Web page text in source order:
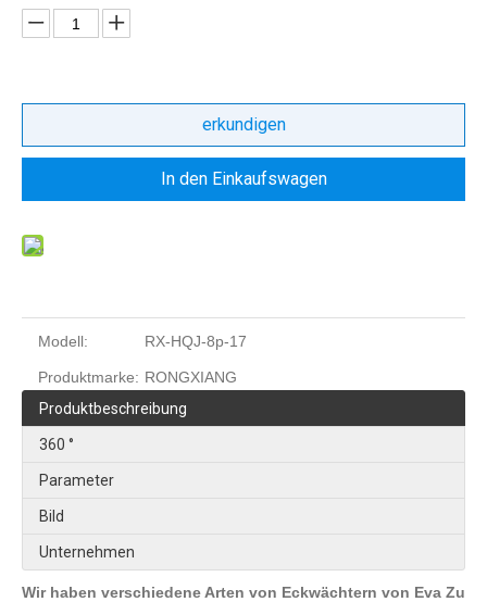
erkundigen
In den Einkaufswagen
Modell: RX-HQJ-8p-17
Produktmarke: RONGXIANG
Produktbeschreibung
360 °
Parameter
Bild
Unternehmen
Wir haben verschiedene Arten von Eckwächtern von Eva Zu